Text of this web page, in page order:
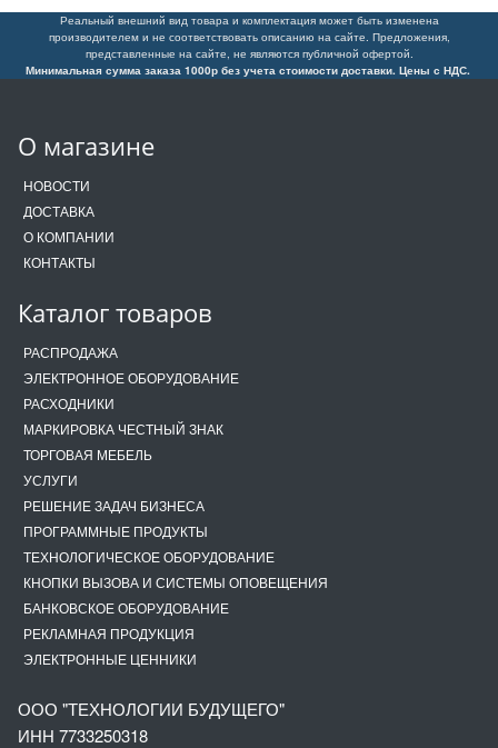
Реальный внешний вид товара и комплектация может быть изменена
производителем и не соответствовать описанию на сайте. Предложения,
представленные на сайте, не являются публичной офертой.
Минимальная сумма заказа 1000р без учета стоимости доставки. Цены с НДС.
О магазине
НОВОСТИ
ДОСТАВКА
О КОМПАНИИ
КОНТАКТЫ
Каталог товаров
РАСПРОДАЖА
ЭЛЕКТРОННОЕ ОБОРУДОВАНИЕ
РАСХОДНИКИ
МАРКИРОВКА ЧЕСТНЫЙ ЗНАК
ТОРГОВАЯ МЕБЕЛЬ
УСЛУГИ
РЕШЕНИЕ ЗАДАЧ БИЗНЕСА
ПРОГРАММНЫЕ ПРОДУКТЫ
ТЕХНОЛОГИЧЕСКОЕ ОБОРУДОВАНИЕ
КНОПКИ ВЫЗОВА И СИСТЕМЫ ОПОВЕЩЕНИЯ
БАНКОВСКОЕ ОБОРУДОВАНИЕ
РЕКЛАМНАЯ ПРОДУКЦИЯ
ЭЛЕКТРОННЫЕ ЦЕННИКИ
ООО "ТЕХНОЛОГИИ БУДУЩЕГО"
ИНН 7733250318